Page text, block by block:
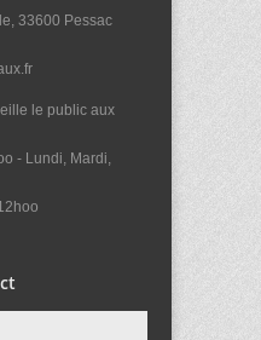
33600 Pessac
le public aux
- Lundi, Mardi,